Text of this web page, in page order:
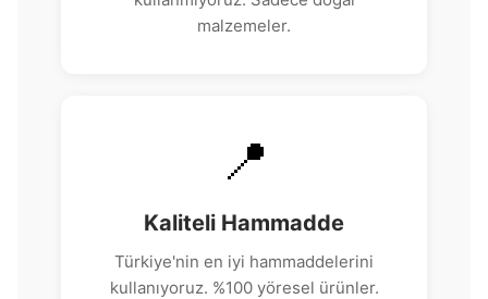
malzemeler.
📍
Kaliteli Hammadde
Türkiye'nin en iyi hammaddelerini
kullanıyoruz. %100 yöresel ürünler.